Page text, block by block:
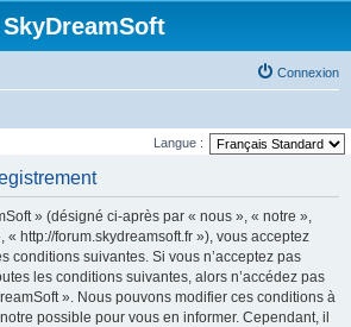
SkyDreamSoft
Connexion
Langue :
» (désigné ci-après par « nous », « notre »,
« http://forum.skydreamsoft.fr »), vous acceptez
conditions suivantes. Si vous n’acceptez pas
les conditions suivantes, alors n’accédez pas
». Nous pouvons modifier ces conditions à
possible pour vous en informer. Cependant, il